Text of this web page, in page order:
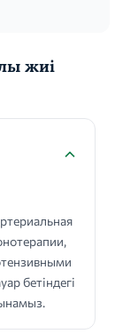
жиі
бетіндегі